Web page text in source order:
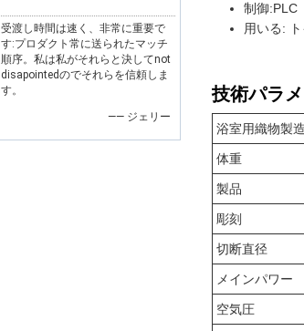
受渡し時間は速く、非常に重要で
す:プロダクト常に送られたマッチ
順序。私は私がそれらと決してnot
disapointedのでそれらを信頼しま
す。
—— ジェリー
制御:PLC
用いる:
技術パラ
浴室用織物製
体重
製品
彫刻
切断直径
メインパワー
空気圧